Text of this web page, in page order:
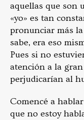
aquellas que son
«yo» es tan
pronunciar más
sabe, era eso
Pues si no
atención a la
perjudicarían al
Comencé a
que no estoy